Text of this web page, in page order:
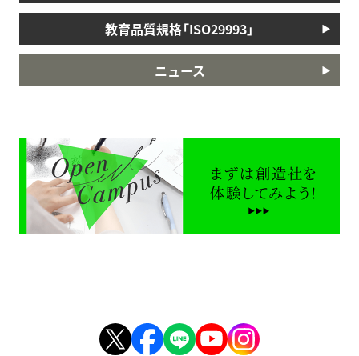
教育品質規格「ISO29993」
ニュース